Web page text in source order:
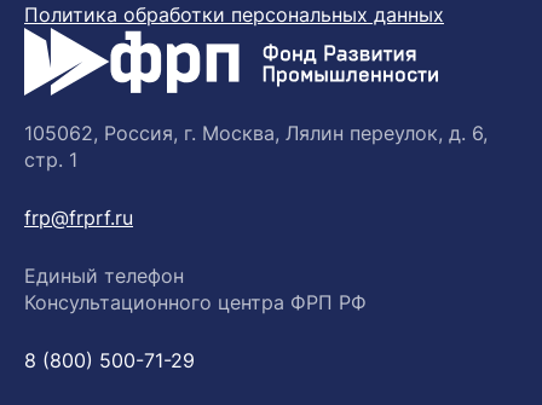
Политика обработки персональных данных
105062, Россия, г. Москва, Лялин переулок, д. 6,
стр. 1
frp@frprf.ru
Единый телефон
Консультационного центра ФРП РФ
8 (800) 500-71-29